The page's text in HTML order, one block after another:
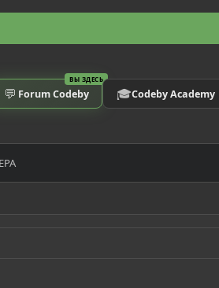
ВЫ ЗДЕСЬ
💬 Forum Codeby 🎓Codeby Academy